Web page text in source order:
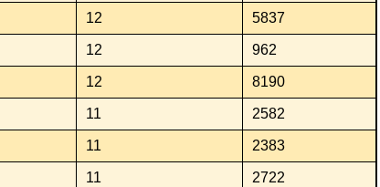
12 5837
12 962
12 8190
11 2582
11 2383
11 2722